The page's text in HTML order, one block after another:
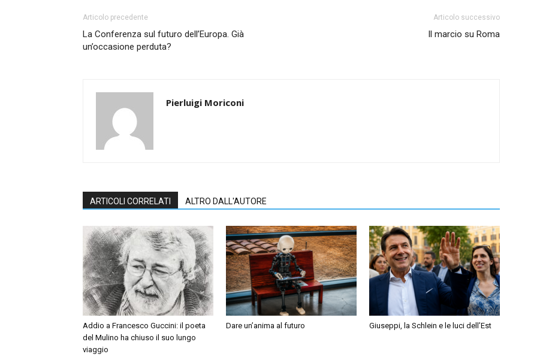
Articolo precedente
La Conferenza sul futuro dell’Europa. Già
un’occasione perduta?
Articolo successivo
Il marcio su Roma
Pierluigi Moriconi
ARTICOLI CORRELATI ALTRO DALL'AUTORE
Addio a Francesco Guccini: il poeta
del Mulino ha chiuso il suo lungo
viaggio
Dare un’anima al futuro Giuseppi, la Schlein e le luci dell’Est